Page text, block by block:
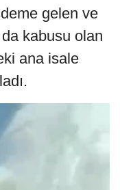
gelen ve
kabusu olan
ana isale